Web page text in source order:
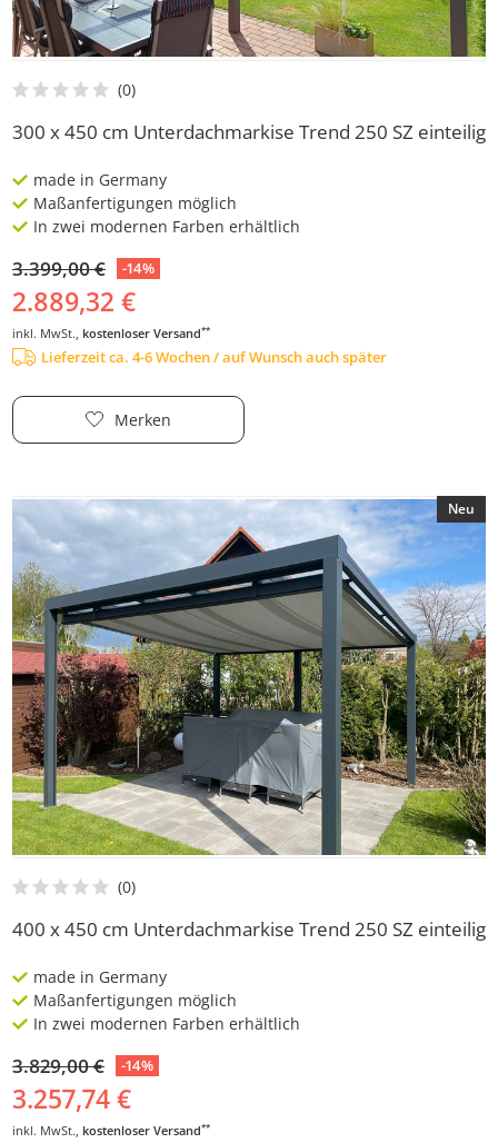
300 x 450 cm Unterdachmarkise Trend 250 SZ einteilig
made in Germany
Maßanfertigungen möglich
In zwei modernen Farben erhältlich
3.399,00 € -14%
2.889,32 €
inkl. MwSt., kostenloser Versand**
Lieferzeit ca. 4-6 Wochen / auf Wunsch auch später
Merken
Neu
400 x 450 cm Unterdachmarkise Trend 250 SZ einteilig
made in Germany
Maßanfertigungen möglich
In zwei modernen Farben erhältlich
3.829,00 € -14%
3.257,74 €
inkl. MwSt., kostenloser Versand**